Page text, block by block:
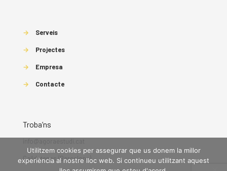
→ Serveis
→ Projectes
→ Empresa
→ Contacte
Troba’ns
Calldetenes (Barcelona)
Utilitzem cookies per assegurar que us donem la millor
experiència al nostre lloc web. Si continueu utilitzant aquest